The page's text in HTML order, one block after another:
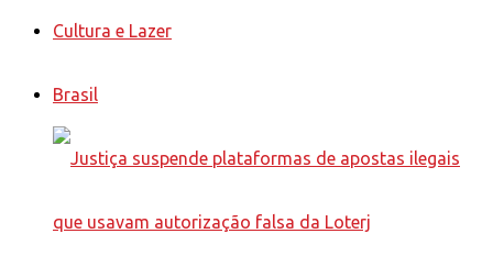
Cultura e Lazer
Brasil